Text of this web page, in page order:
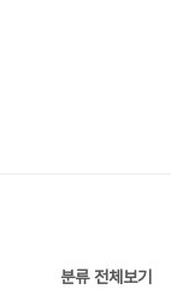
분류 전체보기